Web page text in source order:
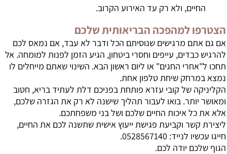
החיים, ולא רק עד האירוע הקרוב.
הצטרפו למהפכה הבריאותית שלכם
אם גם אתם מרגישים שנוסיתם הכל ודבר לא עבד, אם נמאס לכם
להרגיש כבדים, עייפים וחסרי ביטחון, הגיע הזמן לפנות למומחה. אל
תחכו ל"אחרי החגים" או ליום ראשון הבא. השינוי שאתם מייחלים לו
נמצא במרחק שיחת טלפון אחת.
הקליניקה של קובי עזרא פותחת בפניכם דלת לעתיד בריא, חטוב
ומאושר יותר. בואו לעבור תהליך שישנה לא רק את הגזרה שלכם,
אלא את כל איכות החיים שלכם ושל בני משפחתכם.
ליצירת קשר וקביעת פגישת ייעוץ אישית שתשנה לכם את החיים,
חייגו עכשיו לנייד: 0528567140.
הגוף שלכם יודה לכם.